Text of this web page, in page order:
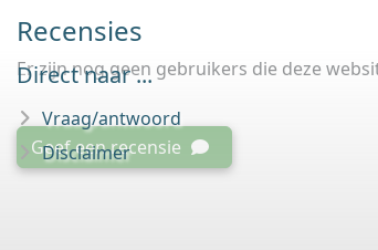
Recensies
Er zijn nog geen gebruikers die deze
Geef een recensie
Direct naar ...
Vraag/antwoord
Disclaimer